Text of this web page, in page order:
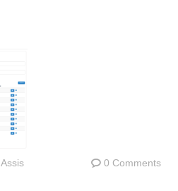
0 Comments